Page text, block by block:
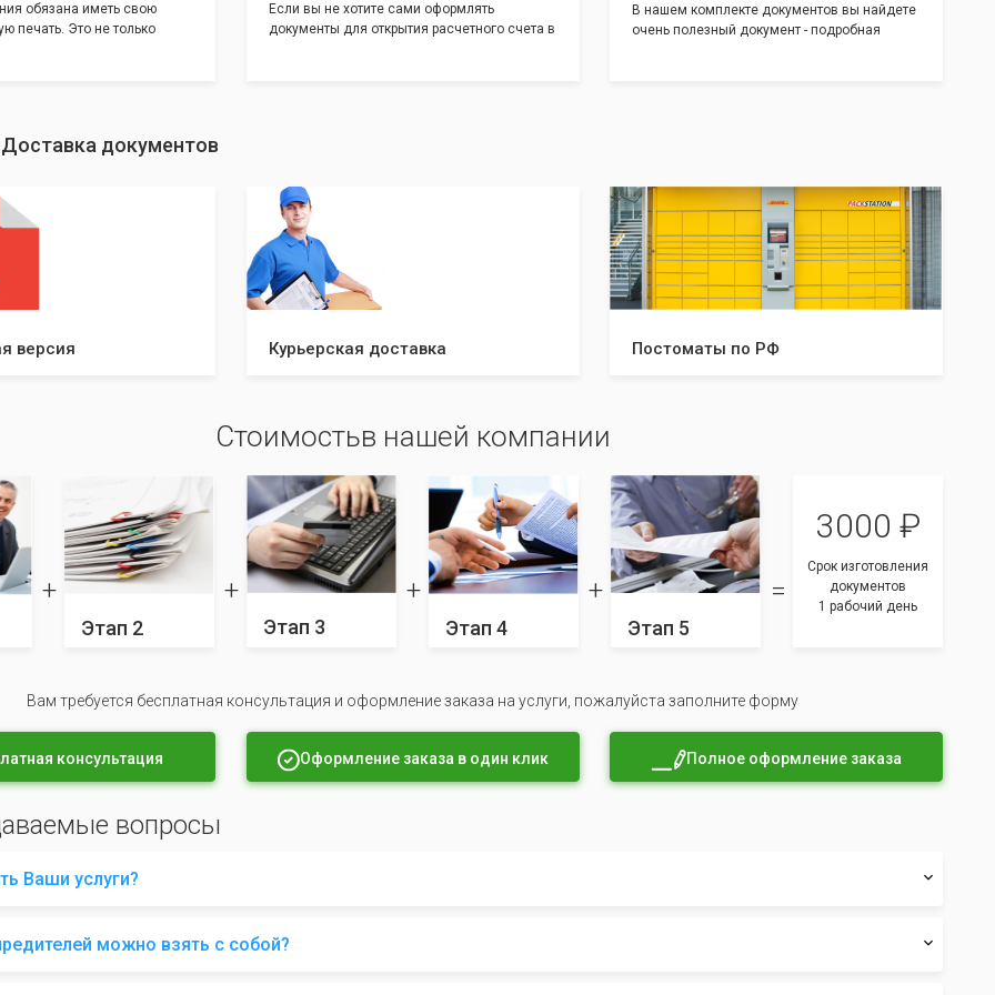
обязана иметь свою
печать. Это не только
из нашего каталога.
Если вы не хотите сами оформлять
документы для открытия расчетного счета в
В нашем комплекте документов вы найдете
очень полезный документ - подробная
случае отказа. С данной инструкцией вы
будете знать все шаги, что даст вам
уверенность в прохождении регистрации
вашей компании!
документов
версия Курьерская доставка Постоматы по РФ
Стоимостьв нашей компании
Этап 2 Этап 3 Этап 4 Этап 5
3000 ₽
Срок изготовления
документов
1 рабочий день
Вам требуется бесплатная консультация и оформление заказа на услуги, пожалуйста заполните форму
консультация Оформление заказа в один клик Полное оформление заказа
вопросы
Ваши услуги?
можно взять с собой?